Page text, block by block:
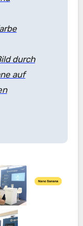
durch
auf